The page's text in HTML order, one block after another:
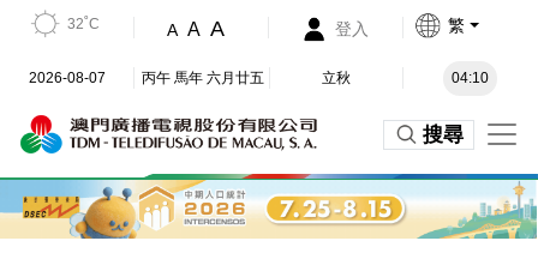
32˚C A A A 登入 繁
2026-08-07 丙午 馬年 六月廿五 立秋 04:10
搜尋